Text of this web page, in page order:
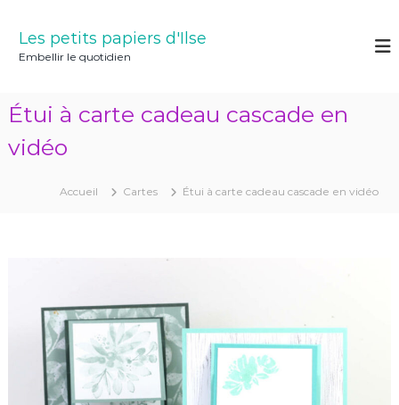
Les petits papiers d'Ilse
Embellir le quotidien
Étui à carte cadeau cascade en
vidéo
Accueil Cartes Étui à carte cadeau cascade en vidéo